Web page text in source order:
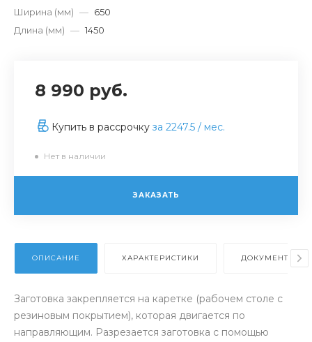
Ширина (мм) — 650
Длина (мм) — 1450
8 990 руб.
Купить в рассрочку за 2247.5 / мес.
Нет в наличии
ЗАКАЗАТЬ
ОПИСАНИЕ ХАРАКТЕРИСТИКИ ДОКУМЕНТЫ
Заготовка закрепляется на каретке (рабочем столе с
резиновым покрытием), которая двигается по
направляющим. Разрезается заготовка с помощью